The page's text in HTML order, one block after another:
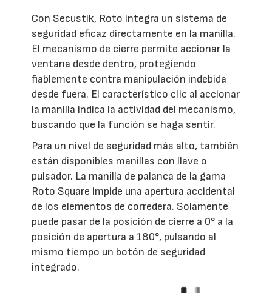
Con Secustik, Roto integra un sistema de
seguridad eficaz directamente en la manilla.
El mecanismo de cierre permite accionar la
ventana desde dentro, protegiendo
fiablemente contra manipulación indebida
desde fuera. El característico clic al accionar
la manilla indica la actividad del mecanismo,
buscando que la función se haga sentir.
Para un nivel de seguridad más alto, también
están disponibles manillas con llave o
pulsador. La manilla de palanca de la gama
Roto Square impide una apertura accidental
de los elementos de corredera. Solamente
puede pasar de la posición de cierre a 0° a la
posición de apertura a 180°, pulsando al
mismo tiempo un botón de seguridad
integrado.